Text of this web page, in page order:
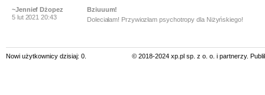
~Jennief Dżopez
5 lut 2021 20:43
Bziuuum!
Doleciałam! Przywiozłam psychotropy dla Niżyńskiego!
Nowi użytkownicy dzisiaj: 0. © 2018-2024 xp.pl sp. z o. o. i partnerzy.